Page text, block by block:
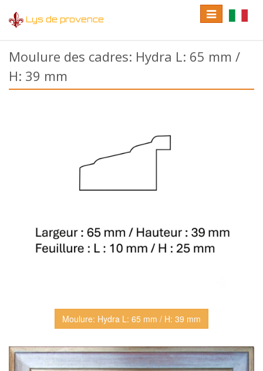
Lys de provence
language
Toggle
navigation
Moulure des cadres: Hydra L: 65 mm /
H: 39 mm
Moulure: Hydra L: 65 mm / H: 39 mm